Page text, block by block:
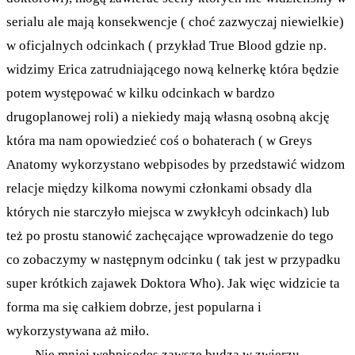
serialu ale mają konsekwencje ( choć zazwyczaj niewielkie)
w oficjalnych odcinkach ( przykład True Blood gdzie np.
widzimy Erica zatrudniającego nową kelnerkę która będzie
potem występować w kilku odcinkach w bardzo
drugoplanowej roli) a niekiedy mają własną osobną akcję
która ma nam opowiedzieć coś o bohaterach ( w Greys
Anatomy wykorzystano webpisodes by przedstawić widzom
relacje między kilkoma nowymi członkami obsady dla
których nie starczyło miejsca w zwykłcyh odcinkach) lub
też po prostu stanowić zachęcające wprowadzenie do tego
co zobaczymy w następnym odcinku ( tak jest w przypadku
super krótkich zajawek Doktora Who). Jak więc widzicie ta
forma ma się całkiem dobrze, jest popularna i
wykorzystywana aż miło.